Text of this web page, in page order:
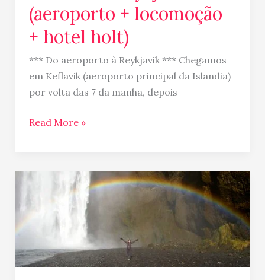
(aeroporto + locomoção
+ hotel holt)
*** Do aeroporto à Reykjavik *** Chegamos
em Keflavik (aeroporto principal da Islandia)
por volta das 7 da manha, depois
Read More »
Mas
que
fazer